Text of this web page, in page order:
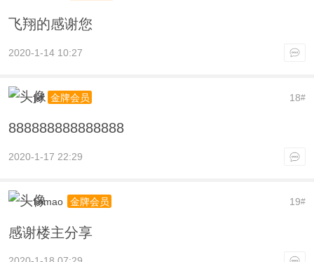
飞翔的感谢您
2020-1-14 10:27
18#
jkf 金牌会员
888888888888888
2020-1-17 22:29
19#
linmao 金牌会员
感谢楼主分享